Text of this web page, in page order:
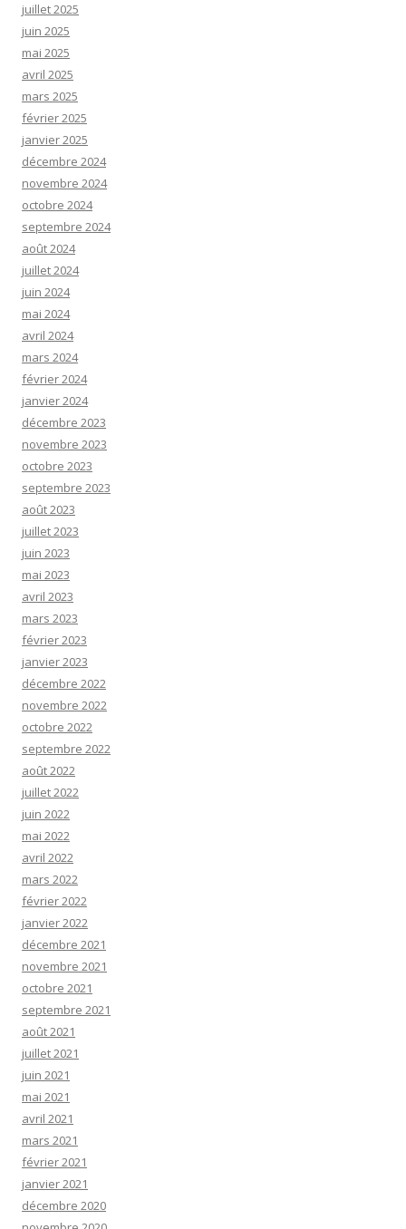
juillet 2025
juin 2025
mai 2025
avril 2025
mars 2025
février 2025
janvier 2025
décembre 2024
novembre 2024
octobre 2024
septembre 2024
août 2024
juillet 2024
juin 2024
mai 2024
avril 2024
mars 2024
février 2024
janvier 2024
décembre 2023
novembre 2023
octobre 2023
septembre 2023
août 2023
juillet 2023
juin 2023
mai 2023
avril 2023
mars 2023
février 2023
janvier 2023
décembre 2022
novembre 2022
octobre 2022
septembre 2022
août 2022
juillet 2022
juin 2022
mai 2022
avril 2022
mars 2022
février 2022
janvier 2022
décembre 2021
novembre 2021
octobre 2021
septembre 2021
août 2021
juillet 2021
juin 2021
mai 2021
avril 2021
mars 2021
février 2021
janvier 2021
décembre 2020